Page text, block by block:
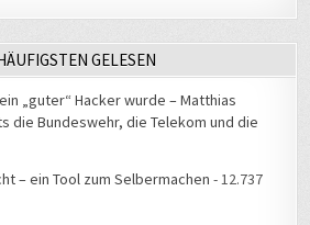
GELESEN
„guter“ Hacker wurde – Matthias
die Bundeswehr, die Telekom und die
– ein Tool zum Selbermachen - 12.737